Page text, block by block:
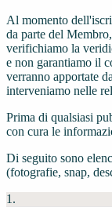
Al momento
da parte del
verifichiamo la
e non garantiamo il
verranno apportate
interveniamo nelle
Prima di qualsiasi
con cura le
Di seguito sono
(fotografie, snap,
1.